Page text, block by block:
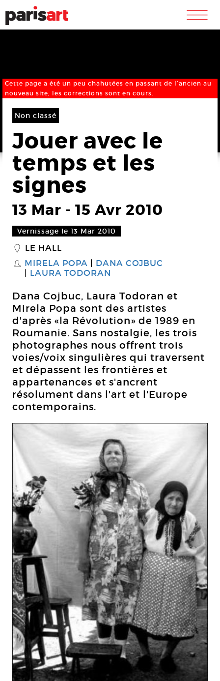
m
Cette page a été un peu chahutées en passant de l’ancien au
nouveau site, les corrections sont en cours.
Non classé
Jouer avec le
temps et les
signes
13 Mar - 15 Avr 2010
Vernissage le 13 Mar 2010
_ LE HALL
S MIRELA POPA
DANA COJBUC
LAURA TODORAN
Dana Cojbuc, Laura Todoran et
Mirela Popa sont des artistes
d'après «la Révolution» de 1989 en
Roumanie. Sans nostalgie, les trois
photographes nous offrent trois
voies/voix singulières qui traversent
et dépassent les frontières et
appartenances et s'ancrent
résolument dans l'art et l'Europe
contemporains.